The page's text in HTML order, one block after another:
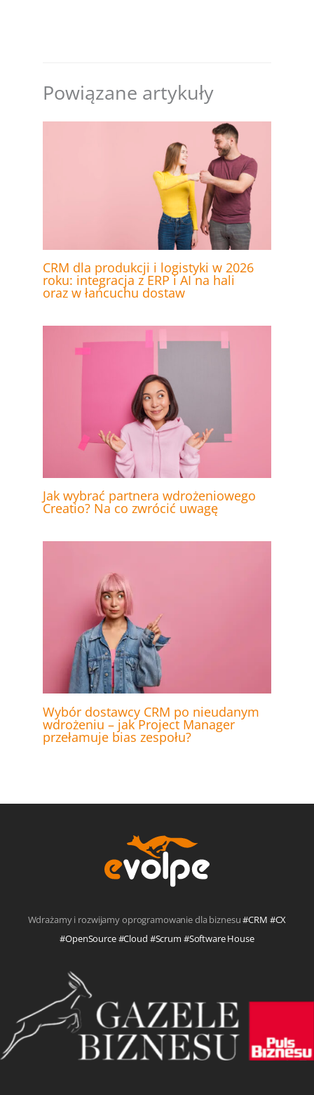
Powiązane artykuły
CRM dla produkcji i logistyki w 2026
roku: integracja z ERP i AI na hali
oraz w łańcuchu dostaw
Jak wybrać partnera wdrożeniowego
Creatio? Na co zwrócić uwagę
Wybór dostawcy CRM po nieudanym
wdrożeniu – jak Project Manager
przełamuje bias zespołu?
Wdrażamy i rozwijamy oprogramowanie dla biznesu#CRM #CX
#OpenSource #Cloud #Scrum #Software House